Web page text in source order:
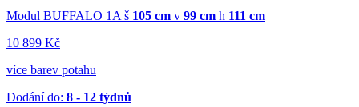
Modul BUFFALO 1A š 105 cm v 99 cm h 111 cm
10 899 Kč
více barev potahu
Dodání do: 8 - 12 týdnů